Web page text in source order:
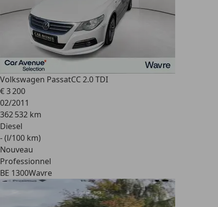
Volkswagen PassatCC 2.0 TDI
€ 3 200
02/2011
362 532 km
Diesel
- (l/100 km)
Nouveau
Professionnel
BE 1300Wavre